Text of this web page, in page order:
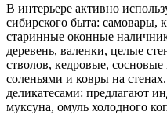
В интерьере активно
сибирского быта:
старинные оконные
деревень, валенки, целые
стволов, кедровые,
соленьями и ковры на
деликатесами: предлагают
муксуна, омуль холодного